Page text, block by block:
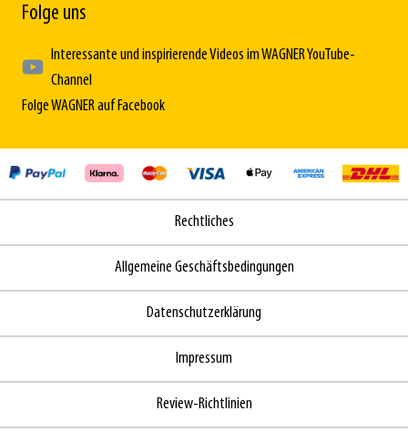
Folge uns
Interessante und inspirierende Videos im WAGNER YouTube-
Channel
Folge WAGNER auf Facebook
Rechtliches
Allgemeine Geschäftsbedingungen
Datenschutzerklärung
Impressum
Review-Richtlinien